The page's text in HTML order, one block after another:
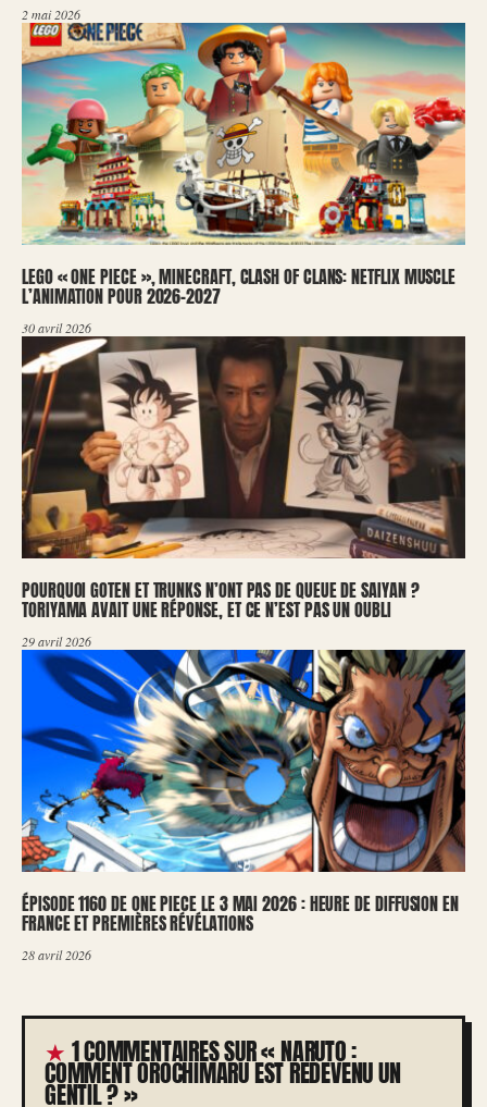
2 mai 2026
LEGO « ONE PIECE », MINECRAFT, CLASH OF CLANS: NETFLIX MUSCLE
L’ANIMATION POUR 2026-2027
30 avril 2026
POURQUOI GOTEN ET TRUNKS N’ONT PAS DE QUEUE DE SAIYAN ?
TORIYAMA AVAIT UNE RÉPONSE, ET CE N’EST PAS UN OUBLI
29 avril 2026
ÉPISODE 1160 DE ONE PIECE LE 3 MAI 2026 : HEURE DE DIFFUSION EN
FRANCE ET PREMIÈRES RÉVÉLATIONS
28 avril 2026
1 COMMENTAIRES SUR « NARUTO :
COMMENT OROCHIMARU EST REDEVENU UN
GENTIL ? »